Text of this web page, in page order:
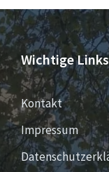
Wichtige Links
Kontakt
Impressum